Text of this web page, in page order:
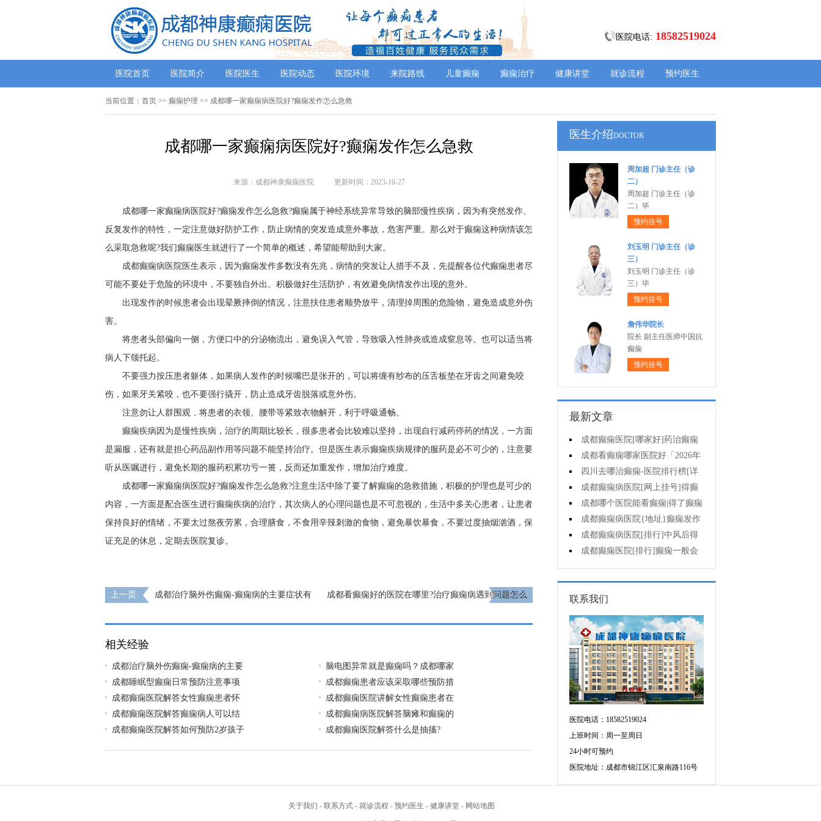
医院电话: 18582519024
医院首页 医院简介 医院医生 医院动态 医院环境 来院路线 儿童癫痫 癫痫治疗 健康讲堂 就诊流程 预约医生
当前位置： 首页 >> 癫痫护理 >> 成都哪一家癫痫病医院好?癫痫发作怎么急救
成都哪一家癫痫病医院好?癫痫发作怎么急救
来源：成都神康癫痫医院 更新时间：2023-10-27
成都哪一家癫痫病医院好?癫痫发作怎么急救?癫痫属于神经系统异常导致的脑部慢性疾病，因为有突然发作、
反复发作的特性，一定注意做好防护工作，防止病情的突发造成意外事故，危害严重。那么对于癫痫这种病情该怎
么采取急救呢?我们癫痫医生就进行了一个简单的概述，希望能帮助到大家。
成都癫痫病医院医生表示，因为癫痫发作多数没有先兆，病情的突发让人措手不及，先提醒各位代癫痫患者尽
可能不要处于危险的环境中，不要独自外出。积极做好生活防护，有效避免病情发作出现的意外。
出现发作的时候患者会出现晕厥摔倒的情况，注意扶住患者顺势放平，清理掉周围的危险物，避免造成意外伤
害。
将患者头部偏向一侧，方便口中的分泌物流出，避免误入气管，导致吸入性肺炎或造成窒息等。也可以适当将
病人下颌托起。
不要强力按压患者躯体，如果病人发作的时候嘴巴是张开的，可以将缠有纱布的压舌板垫在牙齿之间避免咬
伤，如果牙关紧咬，也不要强行撬开，防止造成牙齿脱落或意外伤。
注意勿让人群围观，将患者的衣领、腰带等紧致衣物解开，利于呼吸通畅。
癫痫疾病因为是慢性疾病，治疗的周期比较长，很多患者会比较难以坚持，出现自行减药停药的情况，一方面
是漏服，还有就是担心药品副作用等问题不能坚持治疗。但是医生表示癫痫疾病规律的服药是必不可少的，注意要
听从医嘱进行，避免长期的服药积累功亏一篑，反而还加重发作，增加治疗难度。
成都哪一家癫痫病医院好?癫痫发作怎么急救?注意生活中除了要了解癫痫的急救措施，积极的护理也是可少的
内容，一方面是配合医生进行癫痫疾病的治疗，其次病人的心理问题也是不可忽视的，生活中多关心患者，让患者
保持良好的情绪，不要太过熬夜劳累，合理膳食，不食用辛辣刺激的食物，避免暴饮暴食，不要过度抽烟汹酒，保
证充足的休息，定期去医院复诊。
上一页
成都治疗脑外伤癫痫-癫痫病的主要症状有
成都看癫痫好的医院在哪里?治疗癫痫病遇到问题怎么
相关经验
成都治疗脑外伤癫痫-癫痫病的主要
脑电图异常就是癫痫吗？成都哪家
成都睡眠型癫痫日常预防注意事项
成都癫痫患者应该采取哪些预防措
成都癫痫医院解答女性癫痫患者怀
成都癫痫医院讲解女性癫痫患者在
成都癫痫医院解答癫痫病人可以结
成都癫痫病医院解答脑瘫和癫痫的
成都癫痫医院解答如何预防2岁孩子
成都癫痫医院解答什么是抽搐?
医生介绍DOCTOR
周加超 门诊主任（诊
二）
周加超 门诊主任（诊
二）毕
预约挂号
刘玉明 门诊主任（诊
三）
刘玉明 门诊主任（诊
三）毕
预约挂号
詹伟华院长
院长 副主任医师中国抗
癫痫
预约挂号
最新文章
成都癫痫医院[哪家好]药治癫痫
病怎么效果好?
成都看癫痫哪家医院好「2026年
度公布」立冬后癫痫病人应多注意
什么?
四川去哪治癫痫-医院排行榜[详
细排名]四川哪儿能有效治疗癫痫?
成都癫痫病医院[网上挂号]得癫
痫的女性母乳喂养时要注意什么?
成都哪个医院能看癫痫|得了癫痫
会有什么症状?
成都癫痫病医院{地址}癫痫发作
跟哪些因素有关?
成都癫痫病医院[排行]中风后得
的癫痫能治吗
成都癫痫医院[排行]癫痫一般会
出现哪些症状?
联系我们
医院电话：18582519024
上班时间：周一至周日
24小时可预约
医院地址：成都市锦江区汇泉南路116号
关于我们 - 联系方式 - 就诊流程 - 预约医生 - 健康讲堂 - 网站地图